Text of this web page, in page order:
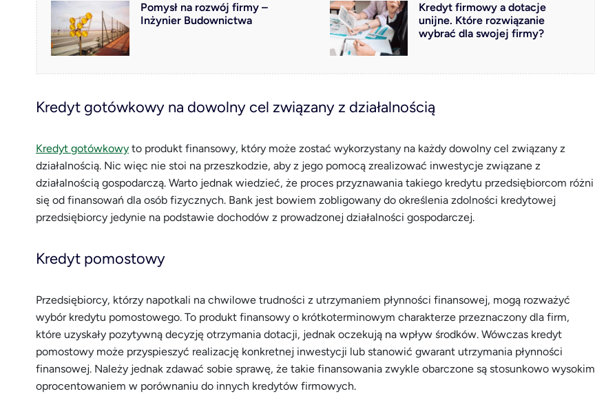
Pomysł na rozwój firmy –
Inżynier Budownictwa
Kredyt firmowy a dotacje
unijne. Które rozwiązanie
wybrać dla swojej firmy?
Kredyt gotówkowy na dowolny cel związany z działalnością
Kredyt gotówkowy to produkt finansowy, który może zostać wykorzystany na każdy dowolny cel związany z
działalnością. Nic więc nie stoi na przeszkodzie, aby z jego pomocą zrealizować inwestycje związane z
działalnością gospodarczą. Warto jednak wiedzieć, że proces przyznawania takiego kredytu przedsiębiorcom różni
się od finansowań dla osób fizycznych. Bank jest bowiem zobligowany do określenia zdolności kredytowej
przedsiębiorcy jedynie na podstawie dochodów z prowadzonej działalności gospodarczej.
Kredyt pomostowy
Przedsiębiorcy, którzy napotkali na chwilowe trudności z utrzymaniem płynności finansowej, mogą rozważyć
wybór kredytu pomostowego. To produkt finansowy o krótkoterminowym charakterze przeznaczony dla firm,
które uzyskały pozytywną decyzję otrzymania dotacji, jednak oczekują na wpływ środków. Wówczas kredyt
pomostowy może przyspieszyć realizację konkretnej inwestycji lub stanowić gwarant utrzymania płynności
finansowej. Należy jednak zdawać sobie sprawę, że takie finansowania zwykle obarczone są stosunkowo wysokim
oprocentowaniem w porównaniu do innych kredytów firmowych.